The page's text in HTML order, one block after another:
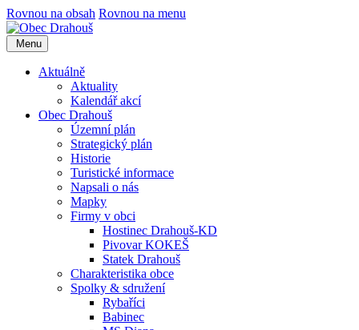
Rovnou na obsah Rovnou na menu
Menu
Aktuálně
Aktuality
Kalendář akcí
Obec Drahouš
Územní plán
Strategický plán
Historie
Turistické informace
Napsali o nás
Mapky
Firmy v obci
Hostinec Drahouš-KD
Pivovar KOKEŠ
Statek Drahouš
Charakteristika obce
Spolky & sdružení
Rybaříci
Babinec